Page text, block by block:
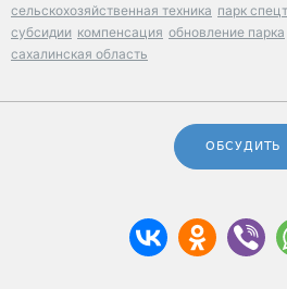
сельскохозяйственная техника парк
субсидии компенсация обновление парка
сахалинская область
ОБСУДИТЬ